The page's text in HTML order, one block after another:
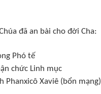
đã an bài cho đời Cha:
Phó tế
chức Linh mục
Xaviê (bổn mạng)